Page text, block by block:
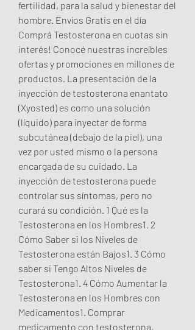
fertilidad, para la salud y bienestar del
hombre. Envíos Gratis en el día
Comprá Testosterona en cuotas sin
interés! Conocé nuestras increíbles
ofertas y promociones en millones de
productos. La presentación de la
inyección de testosterona enantato
(Xyosted) es como una solución
(líquido) para inyectar de forma
subcutánea (debajo de la piel), una
vez por usted mismo o la persona
encargada de su cuidado. La
inyección de testosterona puede
controlar sus síntomas, pero no
curará su condición. 1 Qué es la
Testosterona en los Hombres1. 2
Cómo Saber si los Niveles de
Testosterona están Bajos1. 3 Cómo
saber si Tengo Altos Niveles de
Testosterona1. 4 Cómo Aumentar la
Testosterona en los Hombres con
Medicamentos1. Comprar
medicamento con testosterona,